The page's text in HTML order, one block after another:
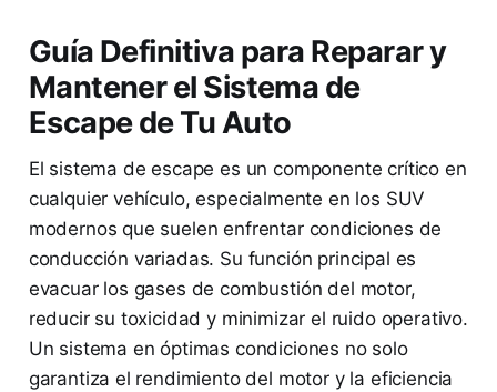
Guía Definitiva para Reparar y
Mantener el Sistema de
Escape de Tu Auto
El sistema de escape es un componente crítico en
cualquier vehículo, especialmente en los SUV
modernos que suelen enfrentar condiciones de
conducción variadas. Su función principal es
evacuar los gases de combustión del motor,
reducir su toxicidad y minimizar el ruido operativo.
Un sistema en óptimas condiciones no solo
garantiza el rendimiento del motor y la eficiencia